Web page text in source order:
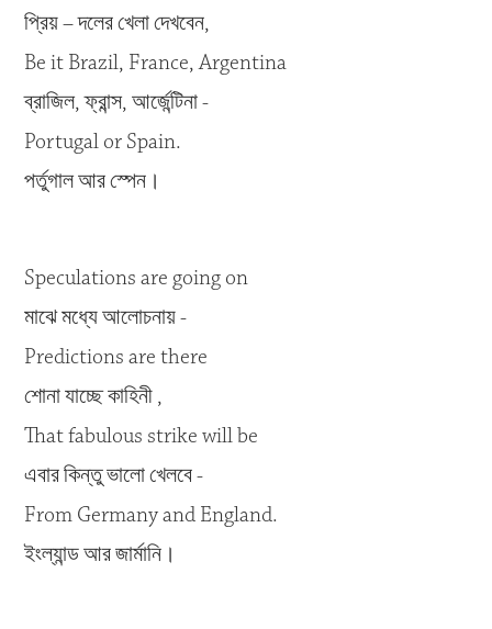
প্রিয় – দলের খেলা দেখবেন,
Be it Brazil, France, Argentina
ব্রাজিল, ফ্রান্স, আর্জেন্টিনা -
Portugal or Spain.
পর্তুগাল আর স্পেন।
Speculations are going on
মাঝে মধ্যে আলোচনায় -
Predictions are there
শোনা যাচ্ছে কাহিনী ,
That fabulous strike will be
এবার কিন্তু ভালো খেলবে -
From Germany and England.
ইংল্যান্ড আর জার্মানি।